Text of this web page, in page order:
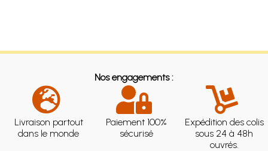
Nos engagements :
Livraison partout
dans le monde
Paiement 100%
sécurisé
Expédition des colis
sous 24 à 48h
ouvrés.